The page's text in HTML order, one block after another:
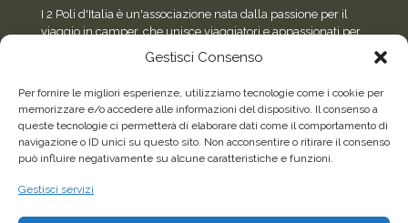
Gestisci Consenso
Per fornire le migliori esperienze, utilizziamo tecnologie come i cookie per
memorizzare e/o accedere alle informazioni del dispositivo. Il consenso a
queste tecnologie ci permetterà di elaborare dati come il comportamento di
navigazione o ID unici su questo sito. Non acconsentire o ritirare il consenso
può influire negativamente su alcune caratteristiche e funzioni.
Gestisci servizi
I 2 Poli d'Italia è un'associazione nata dalla passione per il
viaggio in camper, che unisce viaggiatori e appassionati per
Seguici sui social
Facebook
WhatsApp